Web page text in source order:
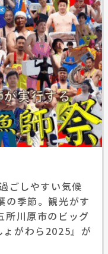
ごしやすい気候
の季節。観光がす
所川原市のビッグ
ょがわら2025』が